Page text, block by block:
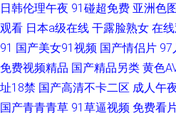
日韩伦理午夜 91碰超免费 亚洲色
观看 日本a级在线 干露脸熟女 在
91 国产美女91视频 国产情侣片 97
免费视频精品 国产精品另类 黄色
址18禁 国产高清不卡二区 成人午
国产青青青草 91草逼视频 免费看